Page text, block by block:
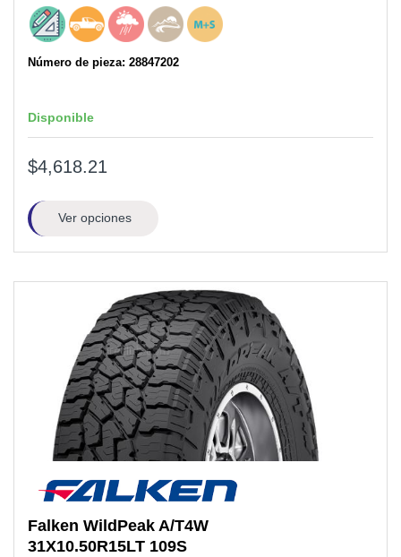
Número de pieza: 28847202
Disponible
$4,618.21
Ver opciones
Falken WildPeak A/T4W
31X10.50R15LT 109S